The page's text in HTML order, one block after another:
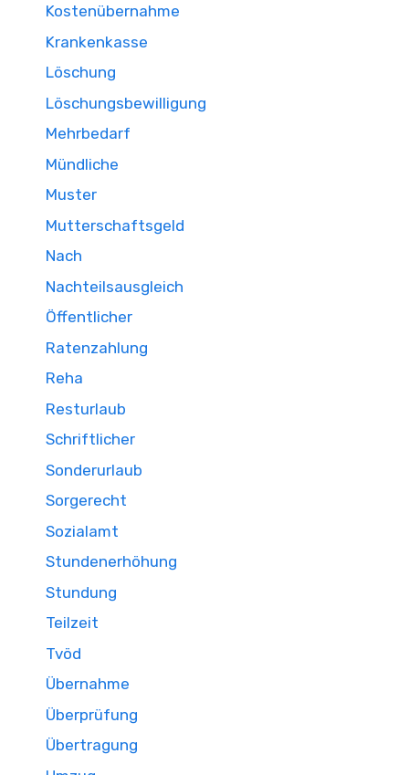
Kostenübernahme
Krankenkasse
Löschung
Löschungsbewilligung
Mehrbedarf
Mündliche
Muster
Mutterschaftsgeld
Nach
Nachteilsausgleich
Öffentlicher
Ratenzahlung
Reha
Resturlaub
Schriftlicher
Sonderurlaub
Sorgerecht
Sozialamt
Stundenerhöhung
Stundung
Teilzeit
Tvöd
Übernahme
Überprüfung
Übertragung